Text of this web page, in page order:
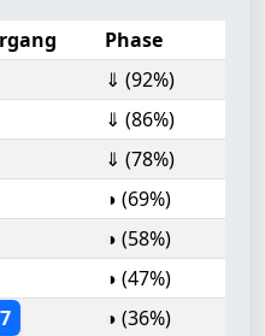
Phase
⇓ (92%)
⇓ (86%)
⇓ (78%)
◑ (69%)
◑ (58%)
◑ (47%)
◑ (36%)